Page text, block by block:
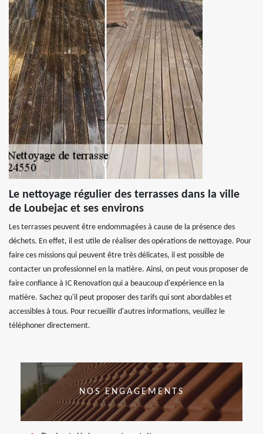
Le nettoyage régulier des terrasses dans la ville
de Loubejac et ses environs
Les terrasses peuvent être endommagées à cause de la présence des
déchets. En effet, il est utile de réaliser des opérations de nettoyage. Pour
faire ces missions qui peuvent être très délicates, il est possible de
contacter un professionnel en la matière. Ainsi, on peut vous proposer de
faire confiance à IC Renovation qui a beaucoup d'expérience en la
matière. Sachez qu'il peut proposer des tarifs qui sont abordables et
accessibles à tous. Pour recueillir d'autres informations, veuillez le
téléphoner directement.
NOS ENGAGEMENTS